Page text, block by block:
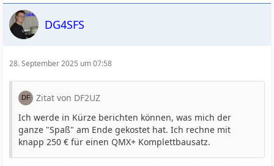
DG4SFS
28. September 2025 um 07:58
Zitat von DF2UZ
Ich werde in Kürze berichten können, was mich der
ganze "Spaß" am Ende gekostet hat. Ich rechne mit
knapp 250 € für einen QMX+ Komplettbausatz.